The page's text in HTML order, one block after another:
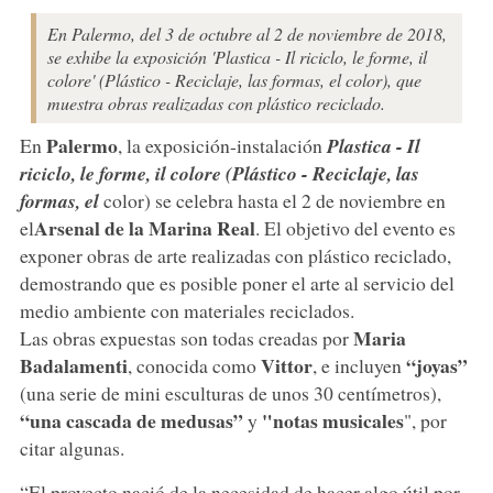
En Palermo, del 3 de octubre al 2 de noviembre de 2018,
se exhibe la exposición 'Plastica - Il riciclo, le forme, il
colore' (Plástico - Reciclaje, las formas, el color), que
muestra obras realizadas con plástico reciclado.
En Palermo, la exposición-instalación Plastica - Il
riciclo, le forme, il colore (Plástico - Reciclaje, las
formas, elcolor) se celebra hasta el 2 de noviembre en
elArsenal de la Marina Real. El objetivo del evento es
exponer obras de arte realizadas con plástico reciclado,
demostrando que es posible poner el arte al servicio del
medio ambiente con materiales reciclados.
Las obras expuestas son todas creadas porMaria
Badalamenti, conocida comoVittor, e incluyen “joyas”
(una serie de mini esculturas de unos 30 centímetros),
“una cascada de medusas”y "notas musicales", por
citar algunas.